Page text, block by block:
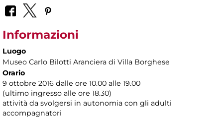
Informazioni
Luogo
Museo Carlo Bilotti Aranciera di Villa Borghese
Orario
9 ottobre 2016 dalle ore 10.00 alle 19.00
(ultimo ingresso alle ore 18.30)
attività da svolgersi in autonomia con gli adulti
accompagnatori